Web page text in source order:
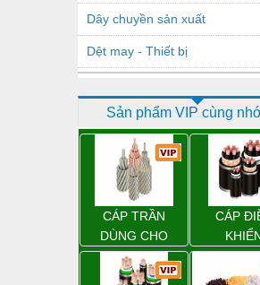
Dây chuyền sản xuất
Dệt may - Thiết bị
Dịch vụ - Thi công
Điện công nghiệp
Điện gia dụng
Điện Lạnh
Đóng tàu Thiết bị
Đúc chính xác Thiết bị
Sản phẩm VIP cùng
CÁP TRẦN
DÙNG CHO
ĐƯỜNG DÂY
TẢI ĐIỆN TRÊN
CÁP